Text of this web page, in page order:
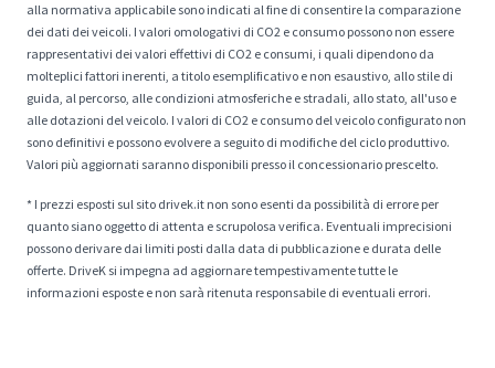
alla normativa applicabile sono indicati al fine di consentire la comparazione
dei dati dei veicoli. I valori omologativi di CO2 e consumo possono non essere
rappresentativi dei valori effettivi di CO2 e consumi, i quali dipendono da
molteplici fattori inerenti, a titolo esemplificativo e non esaustivo, allo stile di
guida, al percorso, alle condizioni atmosferiche e stradali, allo stato, all'uso e
alle dotazioni del veicolo. I valori di CO2 e consumo del veicolo configurato non
sono definitivi e possono evolvere a seguito di modifiche del ciclo produttivo.
Valori più aggiornati saranno disponibili presso il concessionario prescelto.
* I prezzi esposti sul sito drivek.it non sono esenti da possibilità di errore per
quanto siano oggetto di attenta e scrupolosa verifica. Eventuali imprecisioni
possono derivare dai limiti posti dalla data di pubblicazione e durata delle
offerte. DriveK si impegna ad aggiornare tempestivamente tutte le
informazioni esposte e non sarà ritenuta responsabile di eventuali errori.